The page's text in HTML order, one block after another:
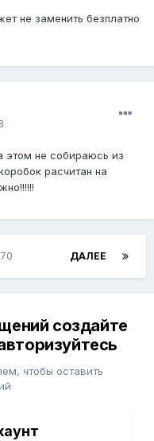
не заменить безплатно
этом не собираюсь из
расчитан на
ДАЛЕЕ
создайте
чтобы оставить